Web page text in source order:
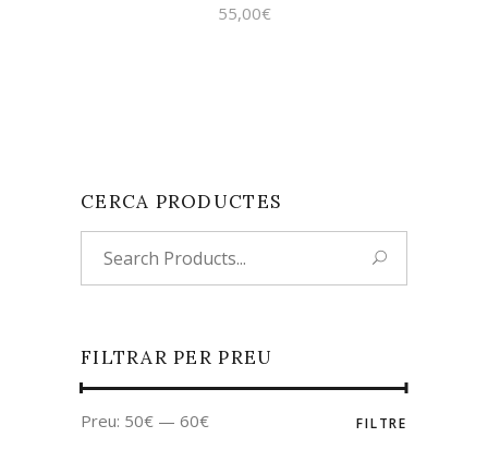
55,00€
CERCA PRODUCTES
Search
for:
FILTRAR PER PREU
FILTRE
Preu: 50€ — 60€